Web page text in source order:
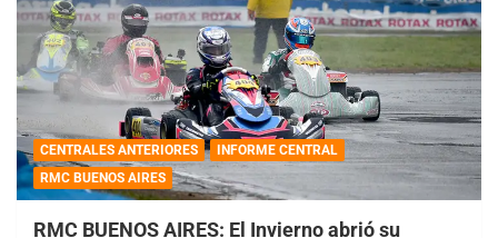
CENTRALES ANTERIORES
INFORME CENTRAL
RMC BUENOS AIRES
RMC BUENOS AIRES: El Invierno abrió su